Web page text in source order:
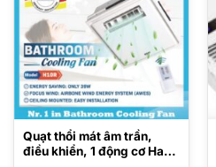
Quạt thổi mát âm trần,
điều khiển, 1 động cơ Hans